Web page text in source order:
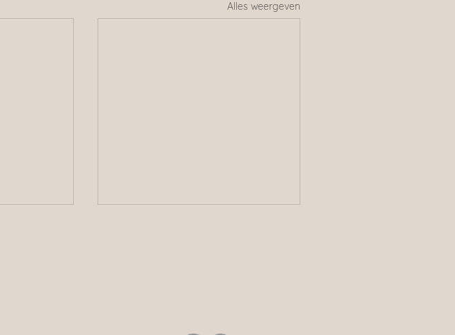
Alles weergeven